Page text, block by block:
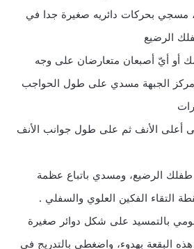
مسجي بحركات دائريه صغيرة جدا في
الرضيع
أو أيّ أصبعان متعارضان على وجه
الجبهة مسدي على طول الحواجب
أعلى الأنف ثم على طول جوانب الأنف
طفلك الرضيع، ومسدي باتباع عظمة
التقاء الفكين العلوي والسفلي .
بالتمسيد على شكل دوائر صغيرة
البقعة بهدوء، واضغطي بالتدريج في